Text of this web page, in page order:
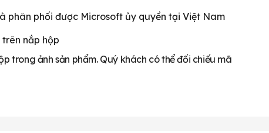
phân phối được Microsoft ủy quyền tại Việt Nam
nắp hộp
trong ảnh sản phẩm. Quý khách có thể đối chiếu mã